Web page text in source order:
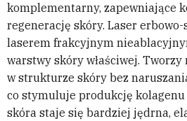
komplementarny, zapewniające
regenerację skóry. Laser
laserem frakcyjnym
warstwy skóry właściwej.
w strukturze skóry bez
co stymuluje produkcję
skóra staje się bardziej jędrna,